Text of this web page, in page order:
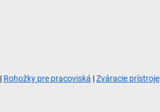
| Rohožky pre pracoviská |Zváracie prístroje